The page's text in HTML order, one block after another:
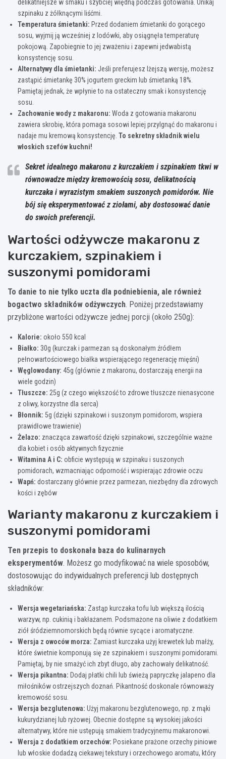
delikatniejsze w smaku i szybciej więdną podczas gotowania. Unikaj
szpinaku z żółknącymi liśćmi.
Temperatura śmietanki: Przed dodaniem śmietanki do gorącego
sosu, wyjmij ją wcześniej z lodówki, aby osiągnęła temperaturę
pokojową. Zapobiegnie to jej zważeniu i zapewni jedwabistą
konsystencję sosu.
Alternatywy dla śmietanki: Jeśli preferujesz lżejszą wersję, możesz
zastąpić śmietankę 30% jogurtem greckim lub śmietanką 18%.
Pamiętaj jednak, że wpłynie to na ostateczny smak i konsystencję
sosu.
Zachowanie wody z makaronu: Woda z gotowania makaronu
zawiera skrobię, która pomaga sosowi lepiej przylgnąć do makaronu i
nadaje mu kremową konsystencję. To sekretny składnik wielu
włoskich szefów kuchni!
Sekret idealnego makaronu z kurczakiem i szpinakiem tkwi w
równowadze między kremowością sosu, delikatnością
kurczaka i wyrazistym smakiem suszonych pomidorów. Nie
bój się eksperymentować z ziołami, aby dostosować danie
do swoich preferencji.
Wartości odżywcze makaronu z
kurczakiem, szpinakiem i
suszonymi pomidorami
To danie to nie tylko uczta dla podniebienia, ale również
bogactwo składników odżywczych. Poniżej przedstawiamy
przybliżone wartości odżywcze jednej porcji (około 250g):
Kalorie: około 550 kcal
Białko: 30g (kurczak i parmezan są doskonałym źródłem
pełnowartościowego białka wspierającego regenerację mięśni)
Węglowodany: 45g (głównie z makaronu, dostarczają energii na
wiele godzin)
Tłuszcze: 25g (z czego większość to zdrowe tłuszcze nienasycone
z oliwy, korzystne dla serca)
Błonnik: 5g (dzięki szpinakowi i suszonym pomidorom, wspiera
prawidłowe trawienie)
Żelazo: znacząca zawartość dzięki szpinakowi, szczególnie ważne
dla kobiet i osób aktywnych fizycznie
Witamina A i C: obficie występują w szpinaku i suszonych
pomidorach, wzmacniając odporność i wspierając zdrowie oczu
Wapń: dostarczany głównie przez parmezan, niezbędny dla zdrowych
kości i zębów
Warianty makaronu z kurczakiem i
suszonymi pomidorami
Ten przepis to doskonała baza do kulinarnych
eksperymentów. Możesz go modyfikować na wiele sposobów,
dostosowując do indywidualnych preferencji lub dostępnych
składników:
Wersja wegetariańska: Zastąp kurczaka tofu lub większą ilością
warzyw, np. cukinią i bakłażanem. Podsmażone na oliwie z dodatkiem
ziół śródziemnomorskich będą równie sycące i aromatyczne.
Wersja z owoców morza: Zamiast kurczaka użyj krewetek lub małży,
które świetnie komponują się ze szpinakiem i suszonymi pomidorami.
Pamiętaj, by nie smażyć ich zbyt długo, aby zachowały delikatność.
Wersja pikantna: Dodaj płatki chili lub świeżą papryczkę jalapeno dla
miłośników ostrzejszych doznań. Pikantność doskonale równoważy
kremowość sosu.
Wersja bezglutenowa: Użyj makaronu bezglutenowego, np. z mąki
kukurydzianej lub ryżowej. Obecnie dostępne są wysokiej jakości
alternatywy, które nie ustępują smakiem tradycyjnemu makaronowi.
Wersja z dodatkiem orzechów: Posiekane prażone orzechy piniowe
lub włoskie dodadzą ciekawej tekstury i orzechowego aromatu, który